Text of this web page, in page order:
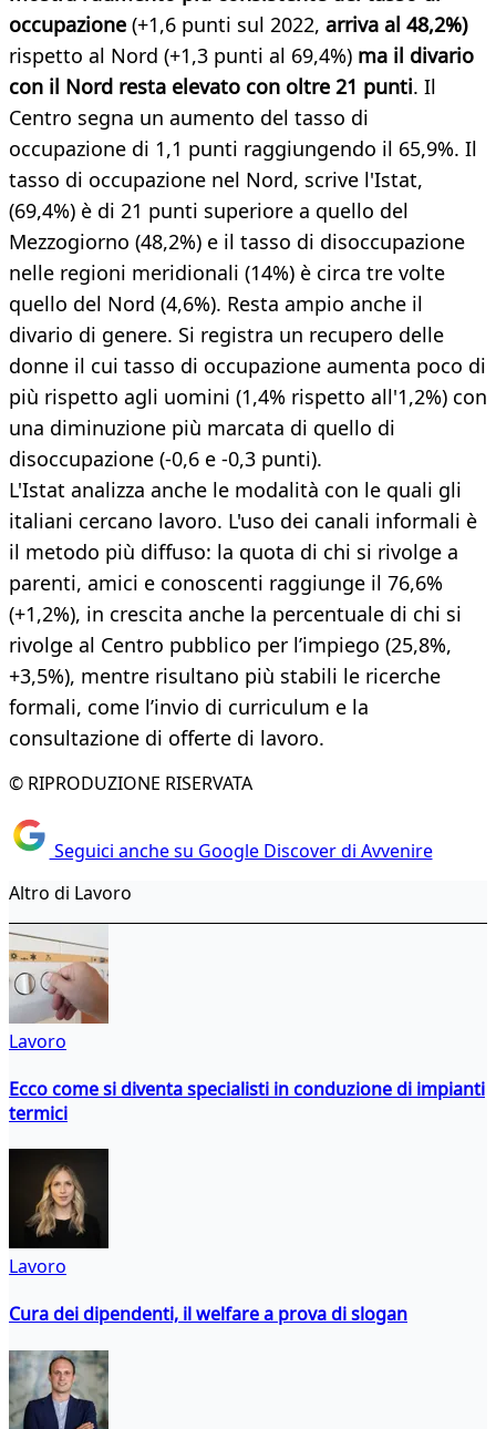
occupazione (+1,6 punti sul 2022, arriva al 48,2%)
rispetto al Nord (+1,3 punti al 69,4%) ma il divario
con il Nord resta elevato con oltre 21 punti. Il
Centro segna un aumento del tasso di
occupazione di 1,1 punti raggiungendo il 65,9%. Il
tasso di occupazione nel Nord, scrive l'Istat,
(69,4%) è di 21 punti superiore a quello del
Mezzogiorno (48,2%) e il tasso di disoccupazione
nelle regioni meridionali (14%) è circa tre volte
quello del Nord (4,6%). Resta ampio anche il
divario di genere. Si registra un recupero delle
donne il cui tasso di occupazione aumenta poco di
più rispetto agli uomini (1,4% rispetto all'1,2%) con
una diminuzione più marcata di quello di
disoccupazione (-0,6 e -0,3 punti).
L'Istat analizza anche le modalità con le quali gli
italiani cercano lavoro. L'uso dei canali informali è
il metodo più diffuso: la quota di chi si rivolge a
parenti, amici e conoscenti raggiunge il 76,6%
(+1,2%), in crescita anche la percentuale di chi si
rivolge al Centro pubblico per l’impiego (25,8%,
+3,5%), mentre risultano più stabili le ricerche
formali, come l’invio di curriculum e la
consultazione di offerte di lavoro.
© RIPRODUZIONE RISERVATA
Seguici anche su Google Discover di Avvenire
Altro di Lavoro
Lavoro
Ecco come si diventa specialisti in conduzione di impianti
termici
Lavoro
Cura dei dipendenti, il welfare a prova di slogan